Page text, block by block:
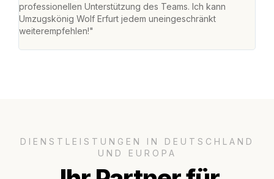
professionellen Unterstützung des Teams. Ich kann
Umzugskönig Wolf Erfurt jedem uneingeschränkt
weiterempfehlen!"
DIENSTLEISTUNGEN IN DEUTSCHLAND
UND EUROPA